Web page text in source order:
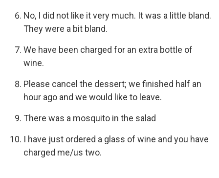
No, I did not like it very much. It was a little bland.
They were a bit bland.
We have been charged for an extra bottle of
wine.
Please cancel the dessert; we finished half an
hour ago and we would like to leave.
There was a mosquito in the salad
I have just ordered a glass of wine and you have
charged me/us two.